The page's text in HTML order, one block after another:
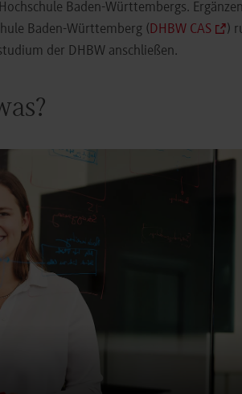
Baden-Württembergs.
Baden-Württemberg (DHBW CAS
)
der DHBW anschließen.